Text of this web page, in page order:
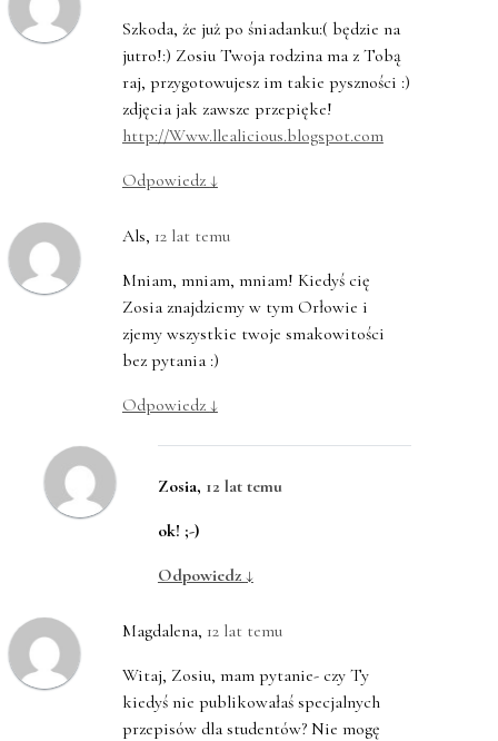
Szkoda, że już po śniadanku:( będzie na
jutro!:) Zosiu Twoja rodzina ma z Tobą
raj, przygotowujesz im takie pyszności :)
zdjęcia jak zawsze przepięke!
http://Www.llealicious.blogspot.com
Odpowiedz ↓
Als, 12 lat temu
Mniam, mniam, mniam! Kiedyś cię
Zosia znajdziemy w tym Orłowie i
zjemy wszystkie twoje smakowitości
bez pytania :)
Odpowiedz ↓
Zosia, 12 lat temu
ok! ;-)
Odpowiedz ↓
Magdalena, 12 lat temu
Witaj, Zosiu, mam pytanie- czy Ty
kiedyś nie publikowałaś specjalnych
przepisów dla studentów? Nie mogę